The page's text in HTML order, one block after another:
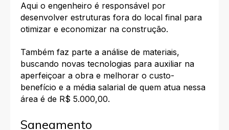
Aqui o engenheiro é responsável por
desenvolver estruturas fora do local final para
otimizar e economizar na construção.
Também faz parte a análise de materiais,
buscando novas tecnologias para auxiliar na
aperfeiçoar a obra e melhorar o custo-
benefício e a média salarial de quem atua nessa
área é de R$ 5.000,00.
Saneamento